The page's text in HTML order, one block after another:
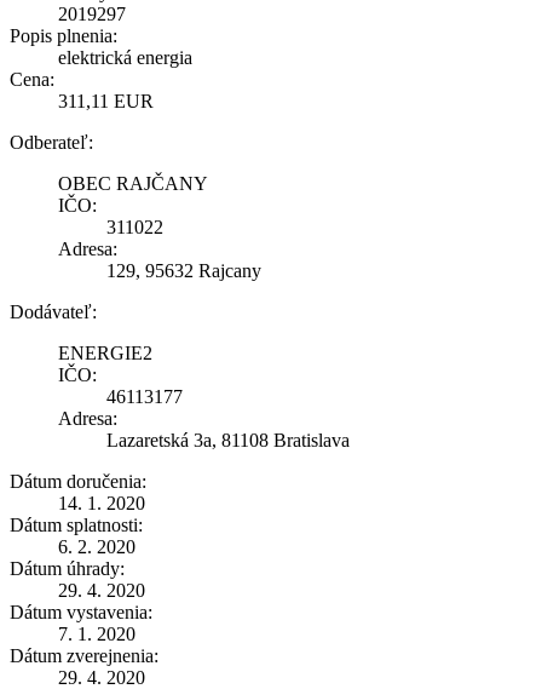
2019297
Popis plnenia:
elektrická energia
Cena:
311,11 EUR
Odberateľ:
OBEC RAJČANY
IČO:
311022
Adresa:
129, 95632 Rajcany
Dodávateľ:
ENERGIE2
IČO:
46113177
Adresa:
Lazaretská 3a, 81108 Bratislava
Dátum doručenia:
14. 1. 2020
Dátum splatnosti:
6. 2. 2020
Dátum úhrady:
29. 4. 2020
Dátum vystavenia:
7. 1. 2020
Dátum zverejnenia:
29. 4. 2020